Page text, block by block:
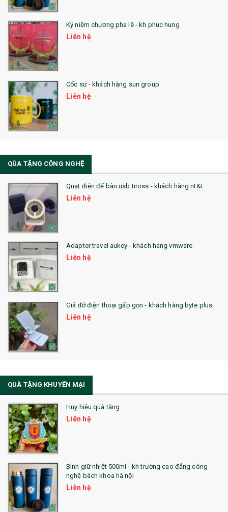
25. QUÀ TẶNG GLASSLOCK
26. QUÀ TẶNG LUMINARC
28. BỘ ĐỒ ĂN CAO CẤP
29. MÓC KHOÁ
31. TÚI VẢI KHÔNG DỆT
32. TÚI VẢI BỐ
33. MŨ LƯỠI TRAI
36. QUẠT NHỰA QUẢNG CÁO
QUÀ TẶNG KHUYẾN MẠI
QUÀ TẶNG SX NHANH
QUÀ TẶNG HỘI THẢO
QUÀ TẶNG CÔNG NGHỆ
SẢN PHẨM ĐÃ THỰC HIỆN
QUÀ TẶNG SỨC KHỎE
SẢN PHẨM MỚI 2021
Sổ Sạc Đa Năng
La Fonte
Kỷ niệm chương pha lê - kh phuc hung
Liên hệ
Cốc sứ - khách hàng sun group
Liên hệ
QÙA TẶNG CÔNG NGHỆ
Quạt điện để bàn usb tiross - khách hàng nt&t
Liên hệ
Adapter travel aukey - khách hàng vmware
Liên hệ
Giá đỡ điện thoại gấp gọn - khách hàng byte plus
Liên hệ
QUÀ TẶNG KHUYẾN MẠI
Huy hiệu quà tặng
Liên hệ
Bình giữ nhiệt 500ml - kh trường cao đẳng công
nghệ bách khoa hà nội
Liên hệ